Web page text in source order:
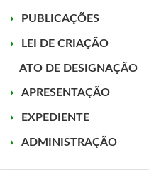
PUBLICAÇÕES
LEI DE CRIAÇÃO
ATO DE DESIGNAÇÃO
APRESENTAÇÃO
EXPEDIENTE
ADMINISTRAÇÃO